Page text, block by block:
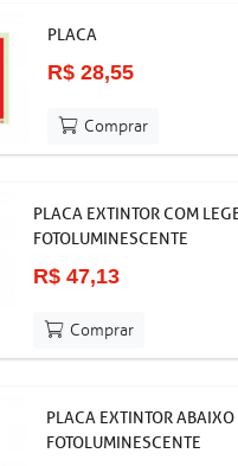
PLACA
R$ 28,55
Comprar
PLACA EXTINTOR COM
FOTOLUMINESCENTE
R$ 47,13
Comprar
PLACA EXTINTOR ABAIXO
FOTOLUMINESCENTE